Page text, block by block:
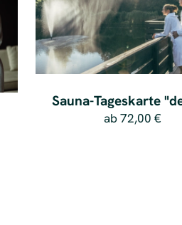
Sauna-Tageskarte
ab72,00 €